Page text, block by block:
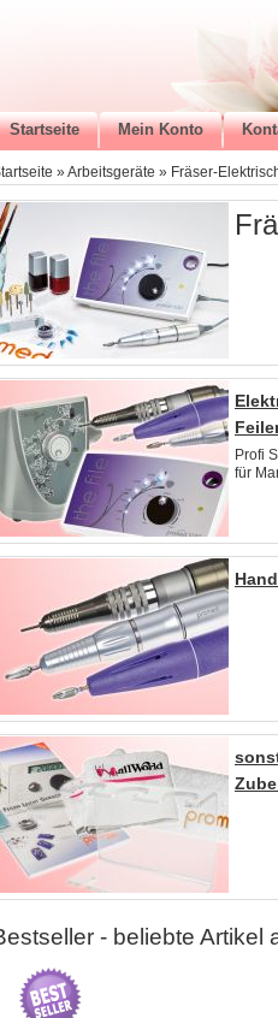
Startseite Mein Konto
»Arbeitsgeräte » Fräser-
Profi
für
- beliebte Artikel